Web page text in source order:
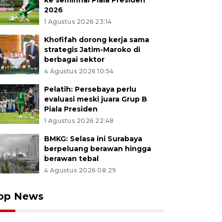
2026
1 Agustus 2026 23:14
Khofifah dorong kerja sama
strategis Jatim-Maroko di
berbagai sektor
4 Agustus 2026 10:54
Pelatih: Persebaya perlu
evaluasi meski juara Grup B
Piala Presiden
1 Agustus 2026 22:48
BMKG: Selasa ini Surabaya
berpeluang berawan hingga
berawan tebal
4 Agustus 2026 08:29
News